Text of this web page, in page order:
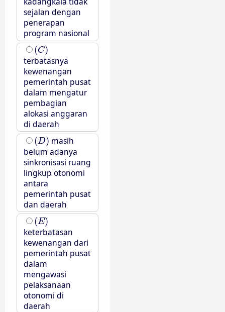
sejalan dengan
penerapan
program nasional
(C)
(C)
terbatasnya
kewenangan
pemerintah pusat
dalam mengatur
pembagian
alokasi anggaran
di daerah
(D)
(D) masih
belum adanya
sinkronisasi ruang
lingkup otonomi
antara
pemerintah pusat
dan daerah
(E)
(E)
keterbatasan
kewenangan dari
pemerintah pusat
dalam
mengawasi
pelaksanaan
otonomi di
daerah